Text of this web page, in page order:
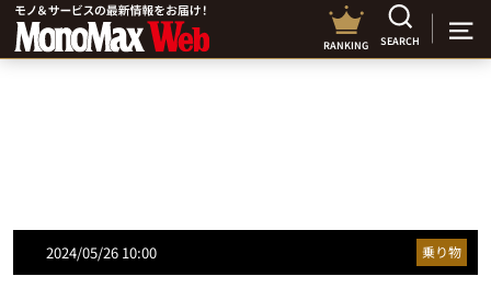
RANKING SEARCH
2024/05/26 10:00 乗り物